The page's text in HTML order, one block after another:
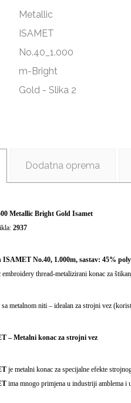
Dodatna oprema
Metallic Bright Gold Isamet
2937
ISAMET No.40, 1.000m, sastav: 45%
thread-metalizirani konac za
sa metalnom niti – idealan za strojni vez
– Metalni konac za strojni vez
je metalni konac za specijalne efekte
ima mnogo primjena u industriji amblema i